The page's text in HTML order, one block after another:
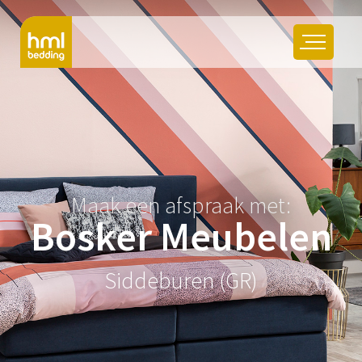
Maak een afspraak met:
Bosker Meubelen
Siddeburen (GR)